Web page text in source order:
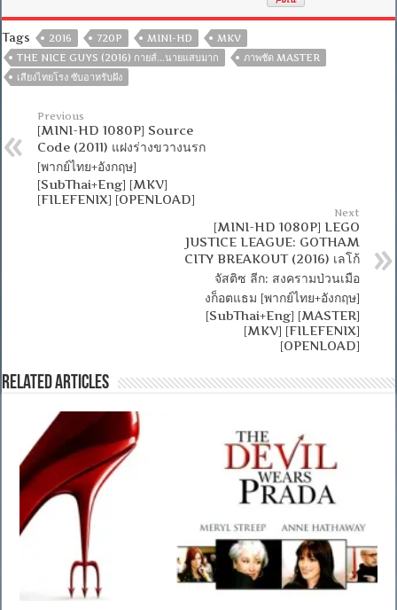
Tags 2016 720P MINI-HD
MKV
THE NICE GUYS (2016) กายส์…นายแสบมาก
ภาพชัด MASTER
เสียงไทยโรง ซับอาหรับฝัง
Previous
[MINI-HD 1080P] Source
Code (2011) แฝงร่างขวางนรก
[พากย์ไทย+อังกฤษ]
[SubThai+Eng] [MKV]
[FILEFENIX] [OPENLOAD]
Next
[MINI-HD 1080P] LEGO
JUSTICE LEAGUE: GOTHAM
CITY BREAKOUT (2016) เลโก้
จัสติซ ลีก: สงครามป่วนเมือ
งก็อตแธม [พากย์ไทย+อังกฤษ]
[SubThai+Eng] [MASTER]
[MKV] [FILEFENIX]
[OPENLOAD]
Related Articles